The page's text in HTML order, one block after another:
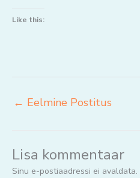
Like this:
← Eelmine Postitus
Lisa kommentaar
Sinu e-postiaadressi ei avaldata.